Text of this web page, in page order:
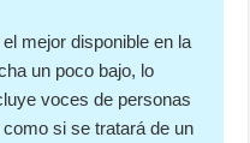
mejor disponible en la
un poco bajo, lo
voces de personas
si se tratará de un